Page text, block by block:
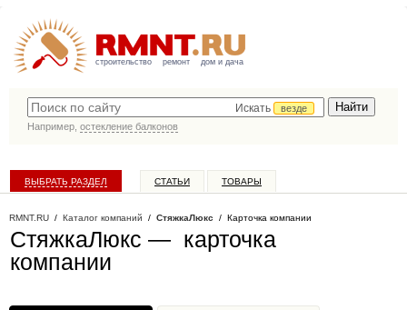
строительство ремонт дом и дача
Искать
везде
Например, остекление балконов
ВЫБРАТЬ РАЗДЕЛ СТАТЬИ ТОВАРЫ
RMNT.RU / Каталог компаний / СтяжкаЛюкс / Карточка компании
СтяжкаЛюкс — карточка
компании